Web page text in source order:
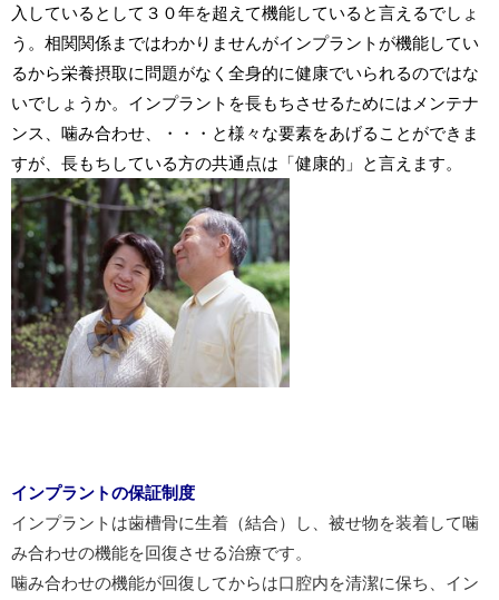
入しているとして３０年を超えて機能していると言えるでしょ
う。相関関係まではわかりませんがインプラントが機能してい
るから栄養摂取に問題がなく全身的に健康でいられるのではな
いでしょうか。 インプラントを長もちさせるためにはメンテナ
ンス、噛み合わせ、・・・と様々な要素をあげることができま
すが、長もちしている方の共通点は「健康的」と言えます。
インプラントの保証制度
インプラントは歯槽骨に生着（結合）し、被せ物を装着して噛
み合わせの機能を回復させる治療です。
噛み合わせの機能が回復してからは口腔内を清潔に保ち、イン